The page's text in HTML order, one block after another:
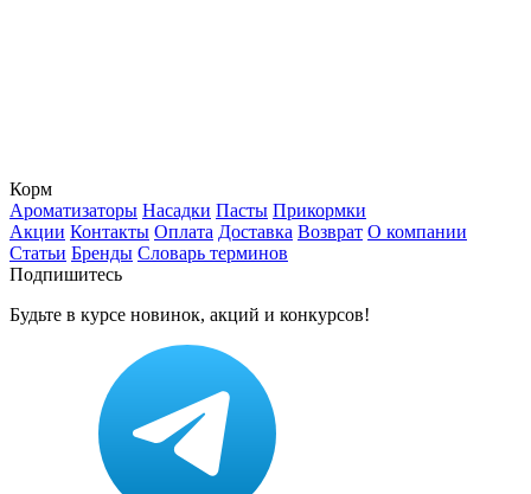
Корм
Ароматизаторы Насадки Пасты Прикормки
Акции Контакты Оплата Доставка Возврат О компании
Статьи Бренды Словарь терминов
Подпишитесь
Будьте в курсе новинок, акций и конкурсов!